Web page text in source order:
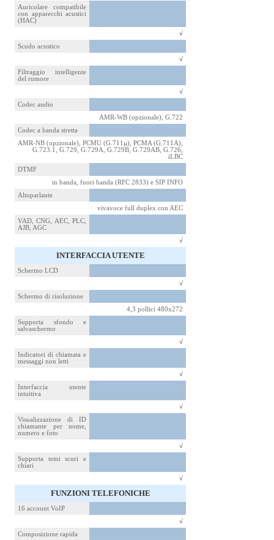
Auricolare compatibile
con apparecchi acustici
(HAC)
√
Scudo acustico
√
Filtraggio intelligente
del rumore
√
Codec audio
AMR-WB (opzionale), G.722
Codec a banda stretta
AMR-NB (opzionale), PCMU (G.711µ), PCMA (G.711A),
G.723.1, G.729, G.729A, G.729B, G.729AB, G.726,
iLBC
DTMF
in banda, fuori banda (RFC 2833) e SIP INFO
Altoparlante
vivavoce full duplex con AEC
VAD, CNG, AEC, PLC,
AJB, AGC
√
INTERFACCIA UTENTE
Schermo LCD
√
Schermo di risoluzione
4,3 pollici 480x272
Supporta sfondo e
salvaschermo
√
Indicatori di chiamata e
messaggi non letti
√
Interfaccia utente
intuitiva
√
Visualizzazione di ID
chiamante per nome,
numero e foto
√
Supporta temi scuri e
chiari
√
FUNZIONI TELEFONICHE
16 account VoIP
√
Composizione rapida